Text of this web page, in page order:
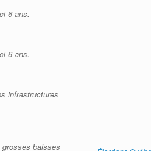
6 ans.
6 ans.
infrastructures
baisses